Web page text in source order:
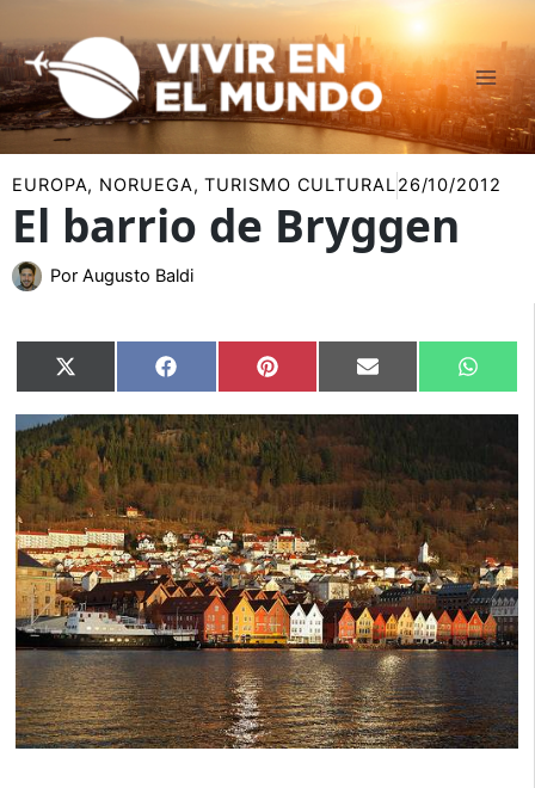
al
contenido
EUROPA, NORUEGA,TURISMO CULTURAL26/10/2012
El barrio de Bryggen
Por Augusto Baldi
Compartir
en
X
(Twitter)
Compartir
en
Facebook Compartir
en
Pinterest Compartir
en
Email
en